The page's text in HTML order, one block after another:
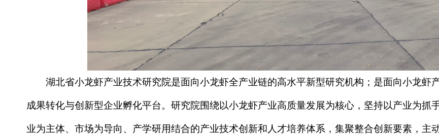
湖北省小龙虾产业技术研究院是面向小龙虾全产业链的高水平新型研究机构；是面向小龙虾
成果转化与创新型企业孵化平台。研究院围绕以小龙虾产业高质量发展为核心，坚持以产业为抓
业为主体、市场为导向、产学研用结合的产业技术创新和人才培养体系，集聚整合创新要素，主